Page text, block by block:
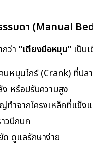
รมดา (Manual
ว่า “เตียงมือหมุน”เป็นเ
นหมุนไกร์ (Crank) ที่ปล
หรือปรับความสูง
ำจากโครงเหล็กที่แข็ง
วปีกนก
ด ดูแลรักษาง่าย